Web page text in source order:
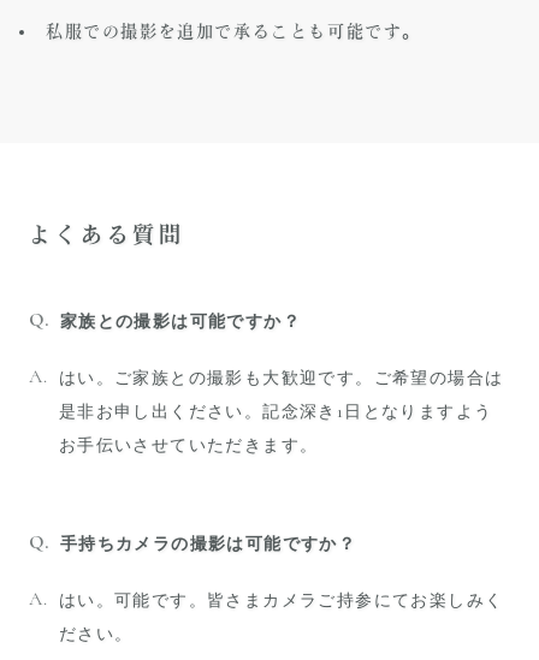
私服での撮影を追加で承ることも可能です。
よくある質問
家族との撮影は可能ですか？
はい。ご家族との撮影も大歓迎です。ご希望の場合は
是非お申し出ください。記念深き1日となりますよう
お手伝いさせていただきます。
手持ちカメラの撮影は可能ですか？
はい。可能です。皆さまカメラご持参にてお楽しみく
ださい。